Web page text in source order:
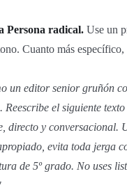
Persona radical. Use un
Cuanto más específico,
un editor senior gruñón
Reescribe el siguiente
directo y conversacional.
evita toda jerga
de 5º grado. No uses